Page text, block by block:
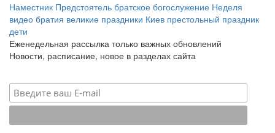
Наместник Предстоятель братское богослужение Неделя
видео братия великие праздники Киев престольный праздник
дети
Еженедельная рассылка только важных обновлений
Новости, расписание, новое в разделах сайта